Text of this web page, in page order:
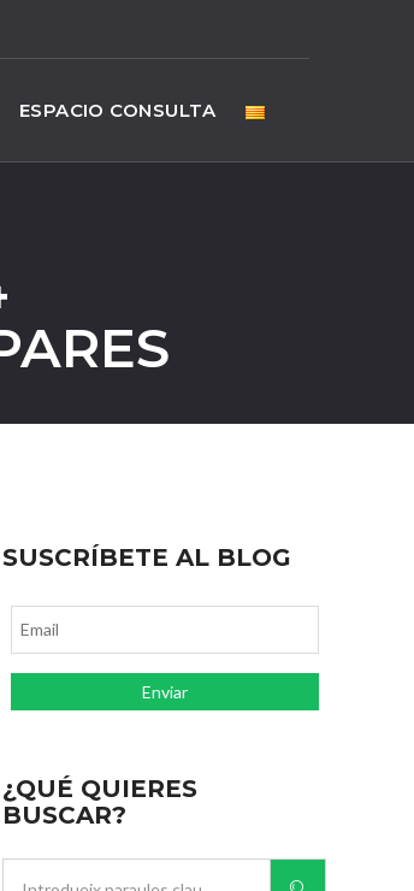
ESPACIO CONSULTA
SUSCRÍBETE AL BLOG
¿QUÉ QUIERES
BUSCAR?